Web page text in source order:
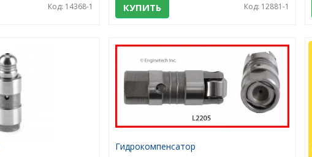
Код: 14368-1 КУПИТЬ Код: 12881-1
Гидрокомпенсатор